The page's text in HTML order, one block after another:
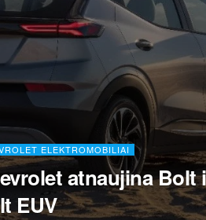
ELEKTROMOBILIAI
atnaujina Bolt
EUV